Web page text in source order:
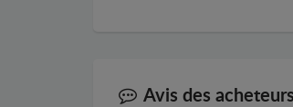
Avis des acheteurs